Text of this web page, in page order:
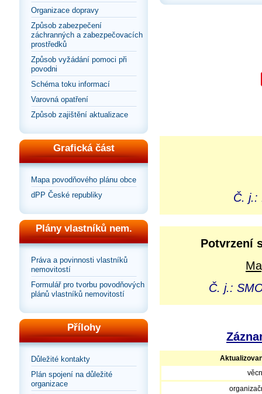
Organizace dopravy
Způsob zabezpečení
záchranných a zabezpečovacích
prostředků
Způsob vyžádání pomoci při
povodni
Schéma toku informací
Varovná opatření
Způsob zajištění aktualizace
Grafická část
Mapa povodňového plánu obce
dPP České republiky
Plány vlastníků nem.
Práva a povinnosti vlastníků
nemovitostí
Formulář pro tvorbu povodňových
plánů vlastníků nemovitostí
Přílohy
Důležité kontakty
Plán spojení na důležité
organizace
Č. j.:
Potvrzení
Č. j.: